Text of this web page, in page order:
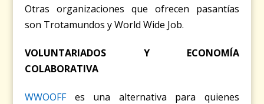
Otras organizaciones que ofrecen pasantías
son Trotamundos yWorld Wide Job.
VOLUNTARIADOS Y ECONOMÍA
COLABORATIVA
WWOOFFes una alternativa para quienes